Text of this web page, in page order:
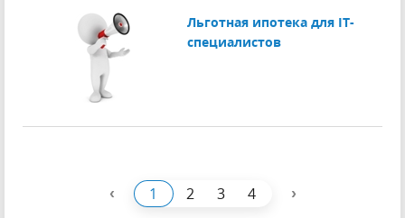
Льготная ипотека для IТ-
специалистов
‹ 1 2 3 4 ›